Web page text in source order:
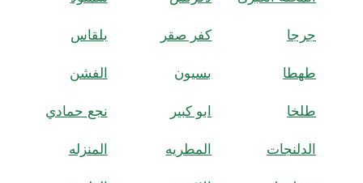
جرجا كفر صقر بلقاس
طهطا بسيون الفشن
طلخا ابو كبير نجع حمادي
الدلنجات المطريه المنزله